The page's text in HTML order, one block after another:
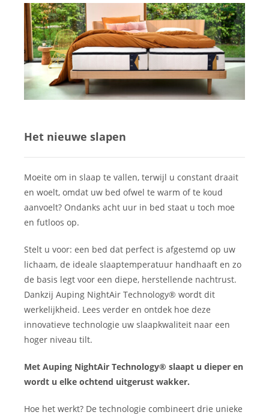
Het nieuwe slapen
Moeite om in slaap te vallen, terwijl u constant draait
en woelt, omdat uw bed ofwel te warm of te koud
aanvoelt? Ondanks acht uur in bed staat u toch moe
en futloos op.
Stelt u voor: een bed dat perfect is afgestemd op uw
lichaam, de ideale slaaptemperatuur handhaaft en zo
de basis legt voor een diepe, herstellende nachtrust.
Dankzij Auping NightAir Technology® wordt dit
werkelijkheid. Lees verder en ontdek hoe deze
innovatieve technologie uw slaapkwaliteit naar een
hoger niveau tilt.
Met Auping NightAir Technology® slaapt u dieper en
wordt u elke ochtend uitgerust wakker.
Hoe het werkt? De technologie combineert drie unieke